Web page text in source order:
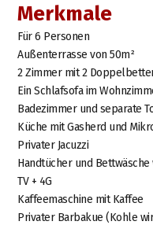
Merkmale
Für 6 Personen
Außenterrasse von 50m²
2 Zimmer mit 2
Ein Schlafsofa im
Badezimmer und separate
Küche mit Gasherd und
Privater Jacuzzi
Handtücher und
TV + 4G
Kaffeemaschine mit Kaffee
Privater Barbakue (Kohle